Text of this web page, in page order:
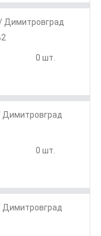
Димитровград
0 шт.
0 шт.